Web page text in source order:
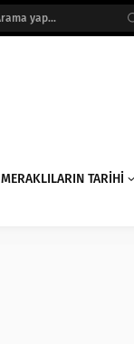
MERAKLILARIN TARİHİ